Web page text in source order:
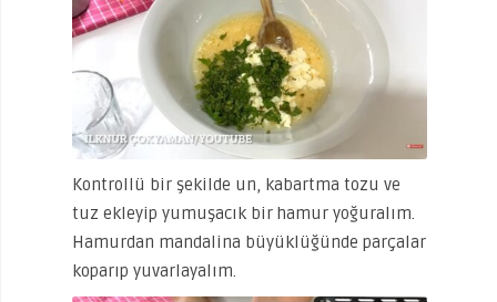
Kontrollü bir şekilde un, kabartma tozu ve
tuz ekleyip yumuşacık bir hamur yoğuralım.
Hamurdan mandalina büyüklüğünde parçalar
koparıp yuvarlayalım.